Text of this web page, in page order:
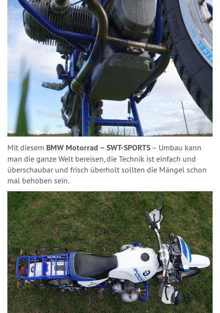
Mit diesem BMW Motorrad – SWT-SPORTS – Umbau kann
man die ganze Welt bereisen, die Technik ist einfach und
überschaubar und frisch überholt sollten die Mängel schon
mal behoben sein.